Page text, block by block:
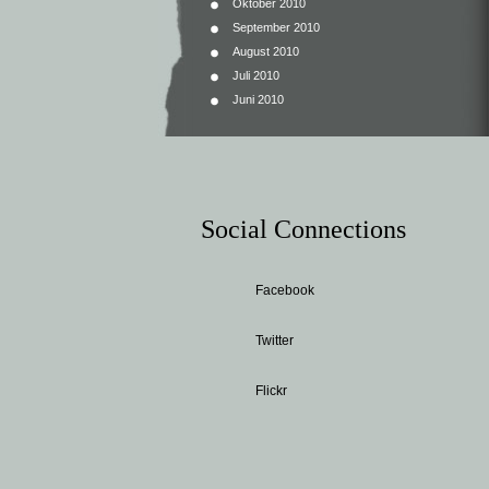
Oktober 2010
September 2010
August 2010
Juli 2010
Juni 2010
Social Connections
Facebook
Twitter
Flickr